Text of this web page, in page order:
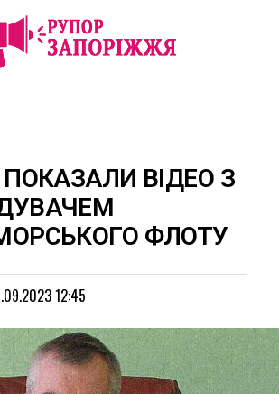
ВІДЕО З
ФЛОТУ
12:45
Exit mobile version